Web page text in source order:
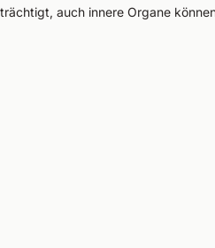
auch innere Organe